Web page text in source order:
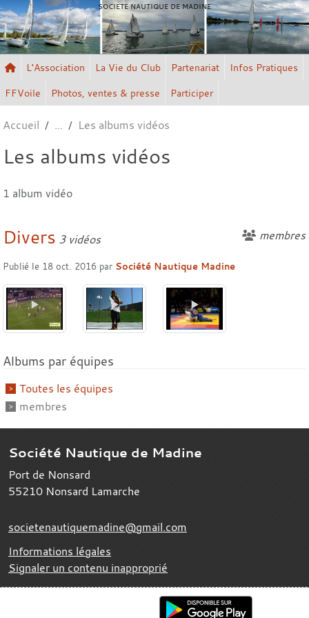
SOCIETE NAUTIQUE DE MADINE
L'Association La Vie du Club Partenariat
Infos Pratiques
FFVoile
Photos, ventes & presse Participer
Accueil Les albums vidéos
Les albums vidéos
1 album vidéo
Divers 3 vidéos membres
Publié le 18 oct. 2016 par Société Nautique Madine
Albums par équipes
Toutes les équipes
membres
Société Nautique de Madine
Port de Nonsard
55210 Nonsard Lamarche
societenautiquemadine@gmail.com
Informations légales
Signaler un contenu inapproprié
Panneau de gestion des cookies